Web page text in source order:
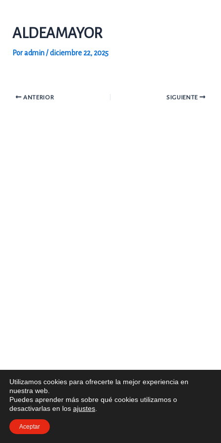
contenidoALDEAMAYOR
Poradmin /diciembre 22, 2025
ANTERIOR SIGUIENTE
Utilizamos cookies para ofrecerte la mejor experiencia en
nuestra web.
Puedes aprender más sobre qué cookies utilizamos o
desactivarlas en los ajustes
Aceptar